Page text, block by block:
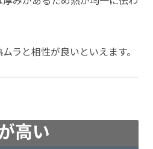
ラと相性が良いといえます。
高い